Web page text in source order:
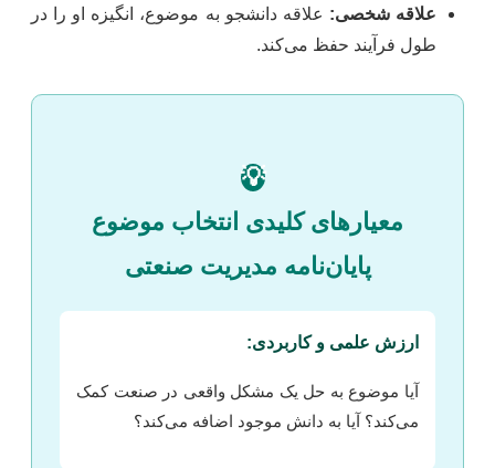
علاقه شخصی: علاقه دانشجو به موضوع، انگیزه او را در
طول فرآیند حفظ می‌کند.
💡
معیارهای کلیدی انتخاب موضوع
پایان‌نامه مدیریت صنعتی
ارزش علمی و کاربردی:
آیا موضوع به حل یک مشکل واقعی در صنعت کمک
می‌کند؟ آیا به دانش موجود اضافه می‌کند؟